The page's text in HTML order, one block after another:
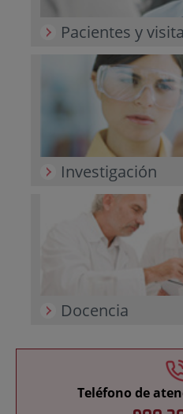
Pacientes y
Investigación
Docencia
Teléfono de